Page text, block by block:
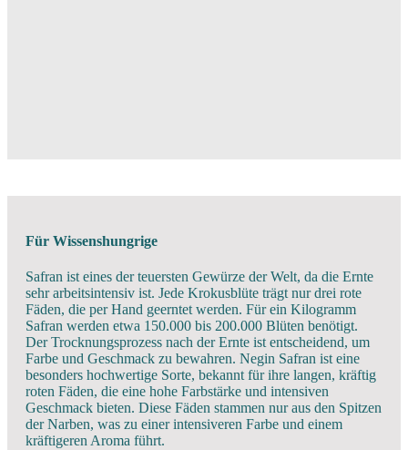
Für Wissenshungrige
Safran ist eines der teuersten Gewürze der Welt, da die Ernte
sehr arbeitsintensiv ist. Jede Krokusblüte trägt nur drei rote
Fäden, die per Hand geerntet werden. Für ein Kilogramm
Safran werden etwa 150.000 bis 200.000 Blüten benötigt.
Der Trocknungsprozess nach der Ernte ist entscheidend, um
Farbe und Geschmack zu bewahren. Negin Safran ist eine
besonders hochwertige Sorte, bekannt für ihre langen, kräftig
roten Fäden, die eine hohe Farbstärke und intensiven
Geschmack bieten. Diese Fäden stammen nur aus den Spitzen
der Narben, was zu einer intensiveren Farbe und einem
kräftigeren Aroma führt.